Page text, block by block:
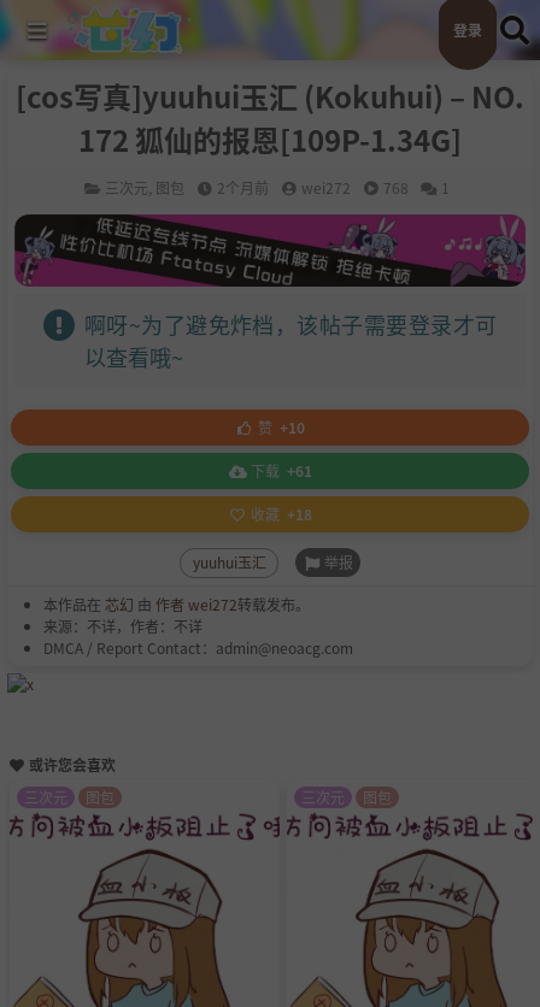
登录
[cos写真]yuuhui玉汇 (Kokuhui) – NO.
172 狐仙的报恩[109P-1.34G]
三次元 图包 2个月前 wei272 768 1
啊呀~为了避免炸档，该帖子需要登录才可
以查看哦~
赞 +10
下载 +61
收藏 +18
yuuhui玉汇 举报
本作品在 芯幻 由 作者 wei272转载发布。
来源：不详，作者：不详
DMCA / Report Contact：admin@neoacg.com
或许您会喜欢
三次元 图包 三次元 图包